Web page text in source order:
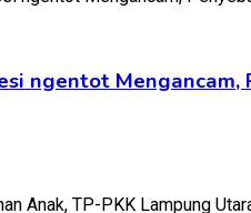
ngentot